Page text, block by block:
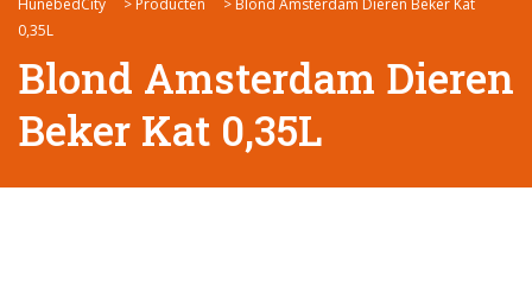
HunebedCity > Producten > Blond Amsterdam Dieren Beker Kat
0,35L
Blond Amsterdam Dieren
Beker Kat 0,35L